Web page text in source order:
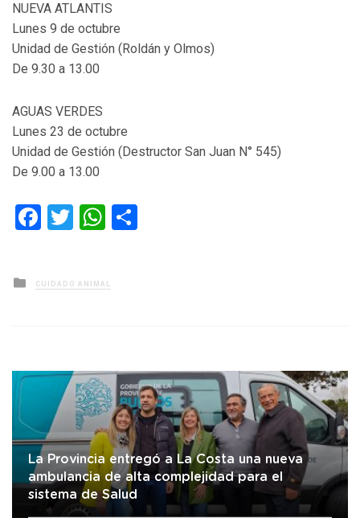
NUEVA ATLANTIS
Lunes 9 de octubre
Unidad de Gestión (Roldán y Olmos)
De 9.30 a 13.00
AGUAS VERDES
Lunes 23 de octubre
Unidad de Gestión (Destructor San Juan N° 545)
De 9.00 a 13.00
Facebook
TwitterWhatsApp
Posted
in
CUIDADO ANIMAL
La Provincia entregó a La Costa una nueva
ambulancia de alta complejidad para el
sistema de Salud